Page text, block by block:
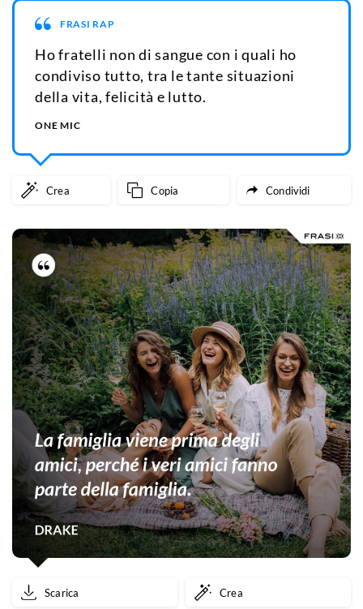
FRASI RAP
Ho fratelli non di sangue con i quali ho
condiviso tutto, tra le tante situazioni
della vita, felicità e lutto.
ONE MIC
Crea Copia Condividi
Scarica Crea